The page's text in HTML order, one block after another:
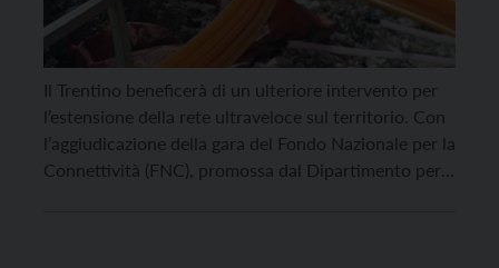
Il Trentino beneficerà di un ulteriore intervento per
l’estensione della rete ultraveloce sul territorio. Con
l’aggiudicazione della gara del Fondo Nazionale per la
Connettività (FNC), promossa dal Dipartimento per